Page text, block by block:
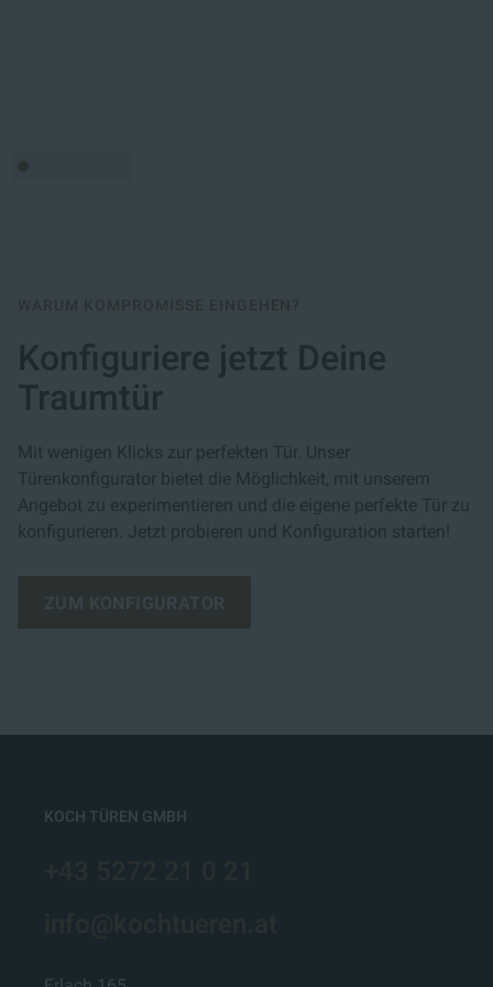
WARUM KOMPROMISSE EINGEHEN?
Konfiguriere jetzt Deine
Traumtür
Mit wenigen Klicks zur perfekten Tür. Unser
Türenkonfigurator bietet die Möglichkeit, mit unserem
Angebot zu experimentieren und die eigene perfekte Tür zu
konfigurieren. Jetzt probieren und Konfiguration starten!
ZUM KONFIGURATOR
KOCH TÜREN GMBH